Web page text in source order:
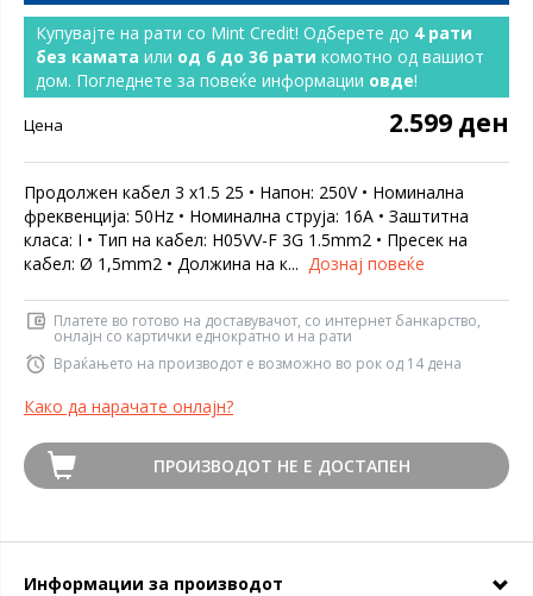
Купувајте на рати со Mint Credit! Одберете до 4 рати
без камата или од 6 до 36 рати комотно од вашиот
дом. Погледнете за повеќе информации овде!
Цена 2.599 ден
Продолжен кабел 3 x1.5 25 • Напон: 250V • Номинална
фреквенција: 50Hz • Номинална струја: 16А • Заштитна
класа: I • Тип на кабел: H05VV-F 3G 1.5mm2 • Пресек на
кабел: Ø 1,5mm2 • Должина на к... Дознај повеќе
Платете во готово на доставувачот, со интернет банкарство,
онлајн со картички еднократно и на рати
Враќањето на производот е возможно во рок од 14 дена
Како да нарачате онлајн?
ПРОИЗВОДОТ НЕ Е ДОСТАПЕН
Информации за производот